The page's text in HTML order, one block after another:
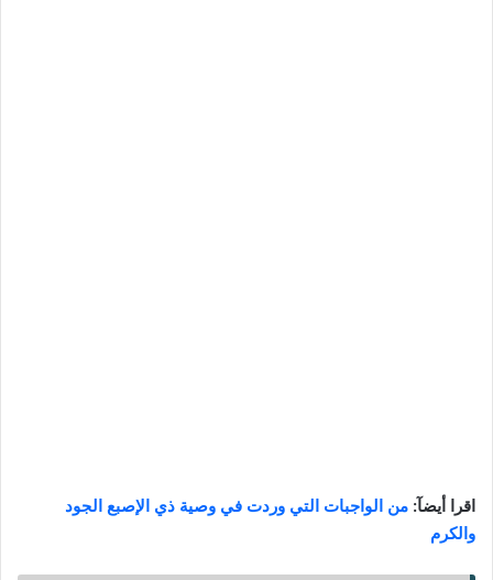
اقرا أيضآ: من الواجبات التي وردت في وصية ذي الإصبع الجود
والكرم